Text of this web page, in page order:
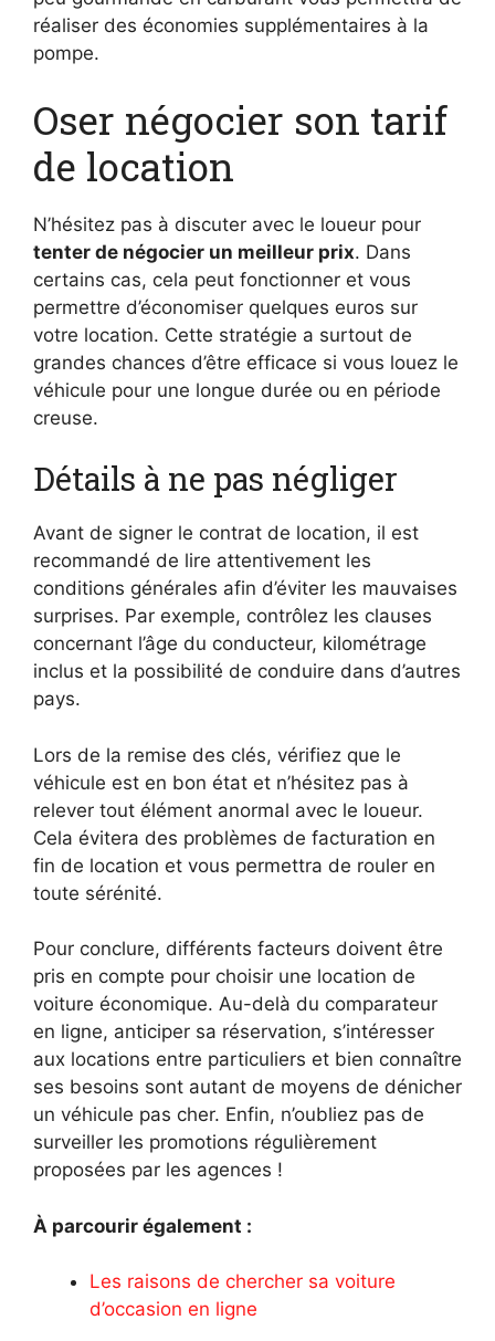
réaliser des économies supplémentaires à la
pompe.
Oser négocier son tarif
de location
N’hésitez pas à discuter avec le loueur pour
tenter de négocier un meilleur prix. Dans
certains cas, cela peut fonctionner et vous
permettre d’économiser quelques euros sur
votre location. Cette stratégie a surtout de
grandes chances d’être efficace si vous louez le
véhicule pour une longue durée ou en période
creuse.
Détails à ne pas négliger
Avant de signer le contrat de location, il est
recommandé de lire attentivement les
conditions générales afin d’éviter les mauvaises
surprises. Par exemple, contrôlez les clauses
concernant l’âge du conducteur, kilométrage
inclus et la possibilité de conduire dans d’autres
pays.
Lors de la remise des clés, vérifiez que le
véhicule est en bon état et n’hésitez pas à
relever tout élément anormal avec le loueur.
Cela évitera des problèmes de facturation en
fin de location et vous permettra de rouler en
toute sérénité.
Pour conclure, différents facteurs doivent être
pris en compte pour choisir une location de
voiture économique. Au-delà du comparateur
en ligne, anticiper sa réservation, s’intéresser
aux locations entre particuliers et bien connaître
ses besoins sont autant de moyens de dénicher
un véhicule pas cher. Enfin, n’oubliez pas de
surveiller les promotions régulièrement
proposées par les agences !
À parcourir également :
Les raisons de chercher sa voiture
d’occasion en ligne